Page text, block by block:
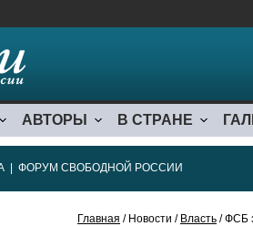
АВТОРЫ В СТРАНЕ
ФОРУМ СВОБОДНОЙ РОССИИ
Главная / Новости / Власть / ФСБ